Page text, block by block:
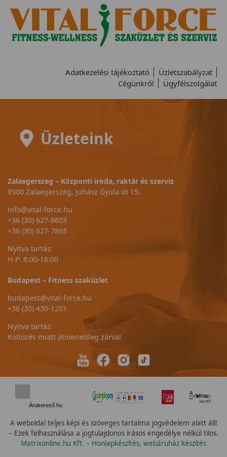
Adatkezelési tájékoztató
Üzletszabályzat
Cégünkről
Ügyfélszolgálat
Üzleteink
Zalaegerszeg – Központi iroda, raktár és szerviz
8900 Zalaegerszeg, Juhász Gyula út 15.
info@vital-force.hu
+36 (30) 627-8603
+36 (30) 627-7865
Nyitva tartás:
H-P: 8:00-16:00
Budapest – Fitness szaküzlet
budapest@vital-force.hu
+36 (30) 430-1201
Nyitva tartás:
Költözés miatt átmenetileg zárva!
Árukereső.hu
A weboldal teljes képi és szöveges tartalma jogvédelem alatt áll!
– Ezek felhasználása a jogtulajdonos írásos engedélye nélkül tilos.
Matrixonline.hu Kft. – Honlapkészítés, webáruház készítés